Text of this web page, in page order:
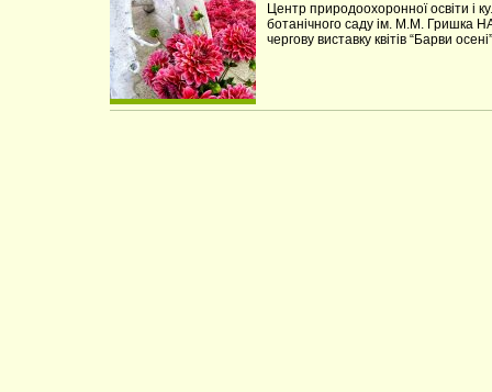
Центр природоохоронної освіти і
ботанічного саду ім. М.М. Гришка
чергову виставку квітів “Барви осені”